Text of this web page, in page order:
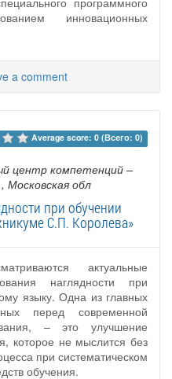
инновационных
a comment
Average score: 0 (Всего: 0)
центр компетенций –
, Московская обл
при обучении
С.П. Королева»
актуальные
наглядности при
языку. Одна из главных
перед современной
– это улучшение
которое не мыслится без
при систематическом
обучения.